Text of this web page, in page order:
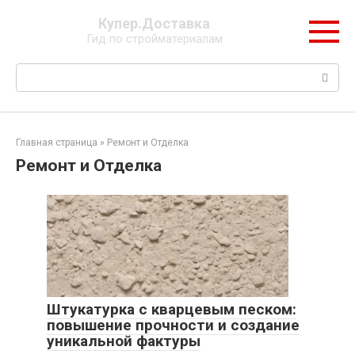
Купер.Доставка
Гид по стройматериалам
Поиск:
Главная страница » Ремонт и Отделка
Ремонт и Отделка
Штукатурка с кварцевым песком:
повышение прочности и создание
уникальной фактуры